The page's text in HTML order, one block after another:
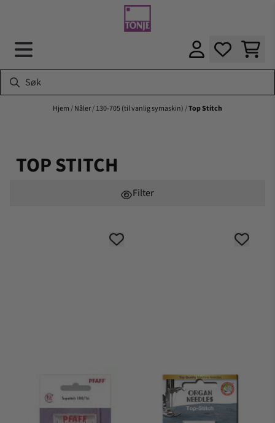
Hjem/Nåler/130-705 (til vanlig symaskin)/Top Stitch
TOP STITCH
Filter